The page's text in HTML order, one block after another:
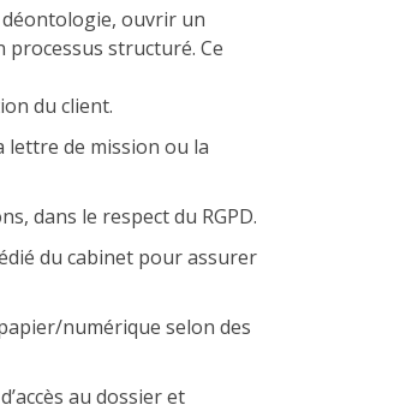
ouvrir un
processus structuré. Ce
du client.
lettre de mission ou la
dans le respect du RGPD.
du cabinet pour assurer
numérique selon des
au dossier et